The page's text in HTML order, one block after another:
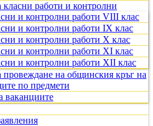
класни работи и контролни
и контролни работи VIII клас
и контролни работи IX клас
и контролни работи X клас
и контролни работи XI клас
и контролни работи XII клас
провеждане на общинския кръг на
по предмети
ваканциите